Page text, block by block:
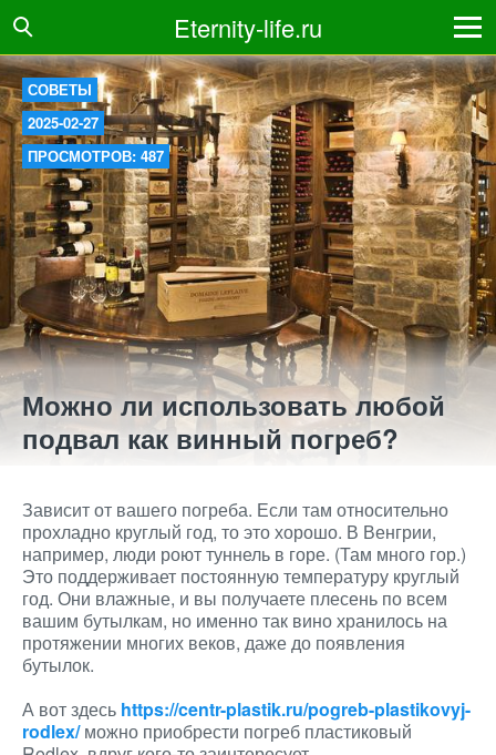
Eternity-life.ru
СОВЕТЫ
2025-02-27
ПРОСМОТРОВ: 487
Можно ли использовать любой
подвал как винный погреб?
Зависит от вашего погреба. Если там относительно
прохладно круглый год, то это хорошо. В Венгрии,
например, люди роют туннель в горе. (Там много гор.)
Это поддерживает постоянную температуру круглый
год. Они влажные, и вы получаете плесень по всем
вашим бутылкам, но именно так вино хранилось на
протяжении многих веков, даже до появления
бутылок.
А вот здесь https://centr-plastik.ru/pogreb-plastikovyj-
rodlex/можно приобрести погреб пластиковый